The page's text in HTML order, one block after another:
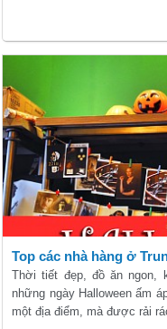
Top các nhà hàng ở
Thời tiết đẹp, đồ ăn ngon,
những ngày Halloween ấm
một địa điểm, mà được rải